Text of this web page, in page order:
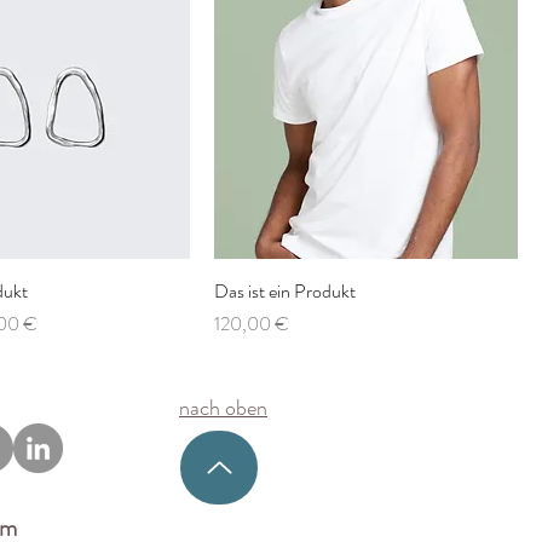
€
Das ist ein Produkt
Preis
120,00 €
nach oben